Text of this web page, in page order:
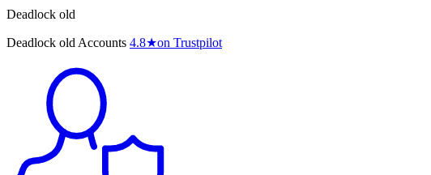
Deadlock old
Deadlock old Accounts 4.8★on Trustpilot